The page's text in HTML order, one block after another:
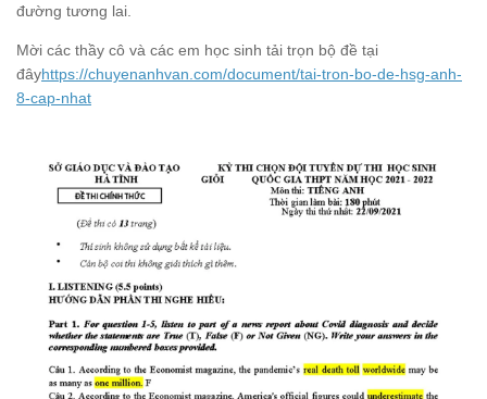
đường tương lai.
Mời các thầy cô và các em học sinh tải trọn bộ đề tại
đâyhttps://chuyenanhvan.com/document/tai-tron-bo-de-hsg-anh-
8-cap-nhat